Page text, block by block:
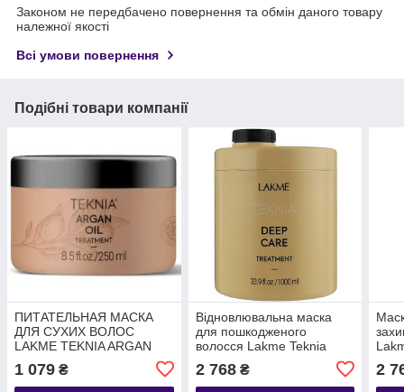
Законом не передбачено повернення та обмін даного товару
належної якості
Всі умови повернення
Подібні товари компанії
ПИТАТЕЛЬНАЯ МАСКА
ДЛЯ СУХИХ ВОЛОС
LAKME TEKNIA ARGAN
OIL TREATMENT 250 МЛ
1 079 ₴
Відновлювальна маска
для пошкодженого
волосся Lakme Teknia
2 768₴
Full
2